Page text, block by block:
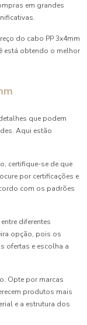
em grandes
do cabo PP 3x4mm
está obtendo o melhor
que podem
Aqui estão
certifique-se de que
por certificações e
com os padrões
diferentes
opção, pois os
ofertas e escolha a
Opte por marcas
produtos mais
e a estrutura dos